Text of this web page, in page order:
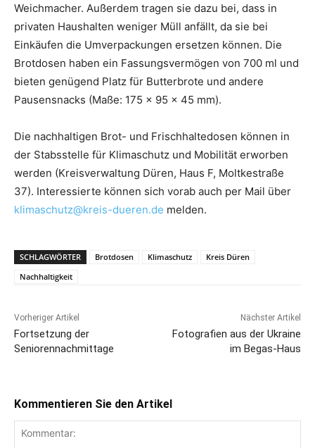
Weichmacher. Außerdem tragen sie dazu bei, dass in
privaten Haushalten weniger Müll anfällt, da sie bei
Einkäufen die Umverpackungen ersetzen können. Die
Brotdosen haben ein Fassungsvermögen von 700 ml und
bieten genügend Platz für Butterbrote und andere
Pausensnacks (Maße: 175 x 95 x 45 mm).
Die nachhaltigen Brot- und Frischhaltedosen können in
der Stabsstelle für Klimaschutz und Mobilität erworben
werden (Kreisverwaltung Düren, Haus F, Moltkestraße
37). Interessierte können sich vorab auch per Mail über
klimaschutz@kreis-dueren.de melden.
SCHLAGWÖRTER Brotdosen Klimaschutz
Kreis Düren
Nachhaltigkeit
Vorheriger Artikel
Fortsetzung der
Seniorennachmittage
Nächster Artikel
Fotografien aus der Ukraine
im Begas-Haus
Kommentieren Sie den Artikel